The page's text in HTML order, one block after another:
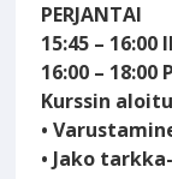
PERJANTAI
15:45 –
16:00 –
Kurssin
•
• Jako